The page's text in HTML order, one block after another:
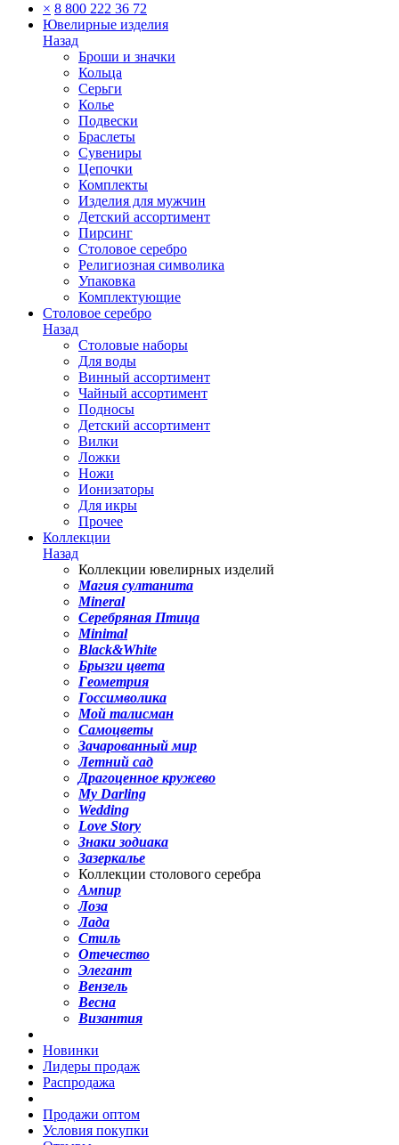
× 8 800 222 36 72
Ювелирные изделия
Назад
Броши и значки
Кольца
Серьги
Колье
Подвески
Браслеты
Сувениры
Цепочки
Комплекты
Изделия для мужчин
Детский ассортимент
Пирсинг
Столовое серебро
Религиозная символика
Упаковка
Комплектующие
Столовое серебро
Назад
Столовые наборы
Для воды
Винный ассортимент
Чайный ассортимент
Подносы
Детский ассортимент
Вилки
Ложки
Ножи
Ионизаторы
Для икры
Прочее
Коллекции
Назад
Коллекции ювелирных изделий
Магия султанита
Mineral
Серебряная Птица
Minimal
Black&White
Брызги цвета
Геометрия
Госсимволика
Мой талисман
Самоцветы
Зачарованный мир
Летний сад
Драгоценное кружево
My Darling
Wedding
Love Story
Знаки зодиака
Зазеркалье
Коллекции столового серебра
Ампир
Лоза
Лада
Стиль
Отечество
Элегант
Вензель
Весна
Византия
Новинки
Лидеры продаж
Распродажа
Продажи оптом
Условия покупки